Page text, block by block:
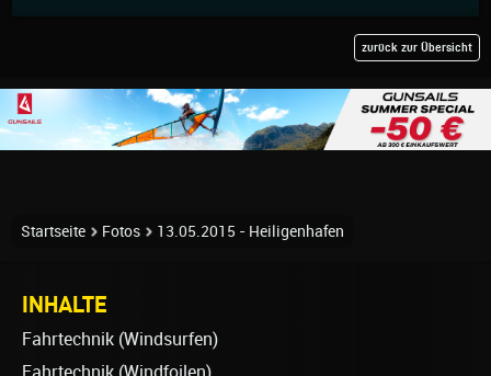
zurück zur Übersicht
Startseite Fotos 13.05.2015 - Heiligenhafen
INHALTE
Fahrtechnik (Windsurfen)